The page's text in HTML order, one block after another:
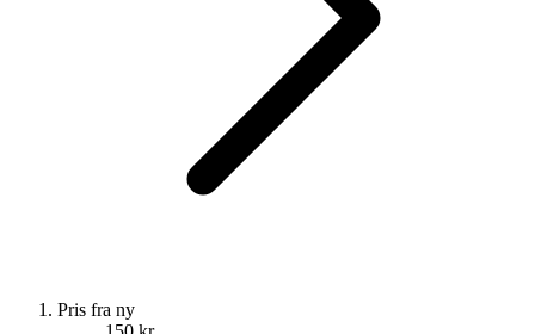
Pris fra ny